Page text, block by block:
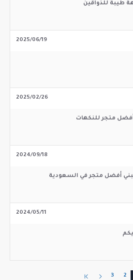
طيبة للذواقين
2025/06/19
2025/02/26
متجر للنكهات
2024/09/18
أفضل متجر في السعودية
2024/05/11
2
3